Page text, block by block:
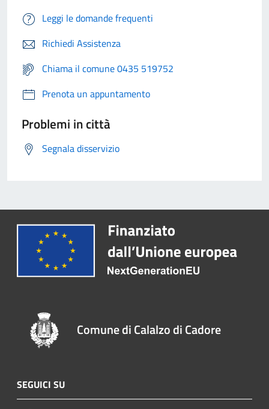
Leggi le domande frequenti
Richiedi Assistenza
Chiama il comune 0435 519752
Prenota un appuntamento
Problemi in città
Segnala disservizio
Comune di Calalzo di Cadore
SEGUICI SU